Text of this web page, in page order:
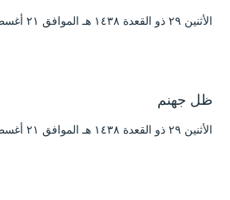
الأثنين ۲۹ ذو القعدة ۱٤۳۸ هـ الموافق ۲۱ أغسطس ۲۰۱۷ مـ |
ظل جهنم
الأثنين ۲۹ ذو القعدة ۱٤۳۸ هـ الموافق ۲۱ أغسطس ۲۰۱۷ مـ |